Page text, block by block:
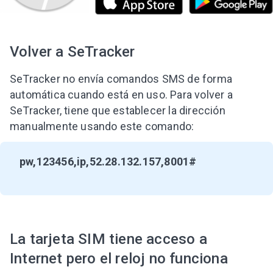
Volver a SeTracker
SeTracker no envía comandos SMS de forma
automática cuando está en uso. Para volver a
SeTracker, tiene que establecer la dirección
manualmente usando este comando:
pw,123456,ip,52.28.132.157,8001#
La tarjeta SIM tiene acceso a
Internet pero el reloj no funciona